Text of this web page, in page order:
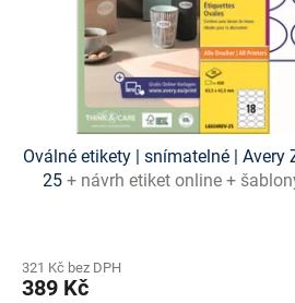
Oválné etikety | snímatelné | Avery
25 + návrh etiket online +
321 Kč bez DPH
389 Kč